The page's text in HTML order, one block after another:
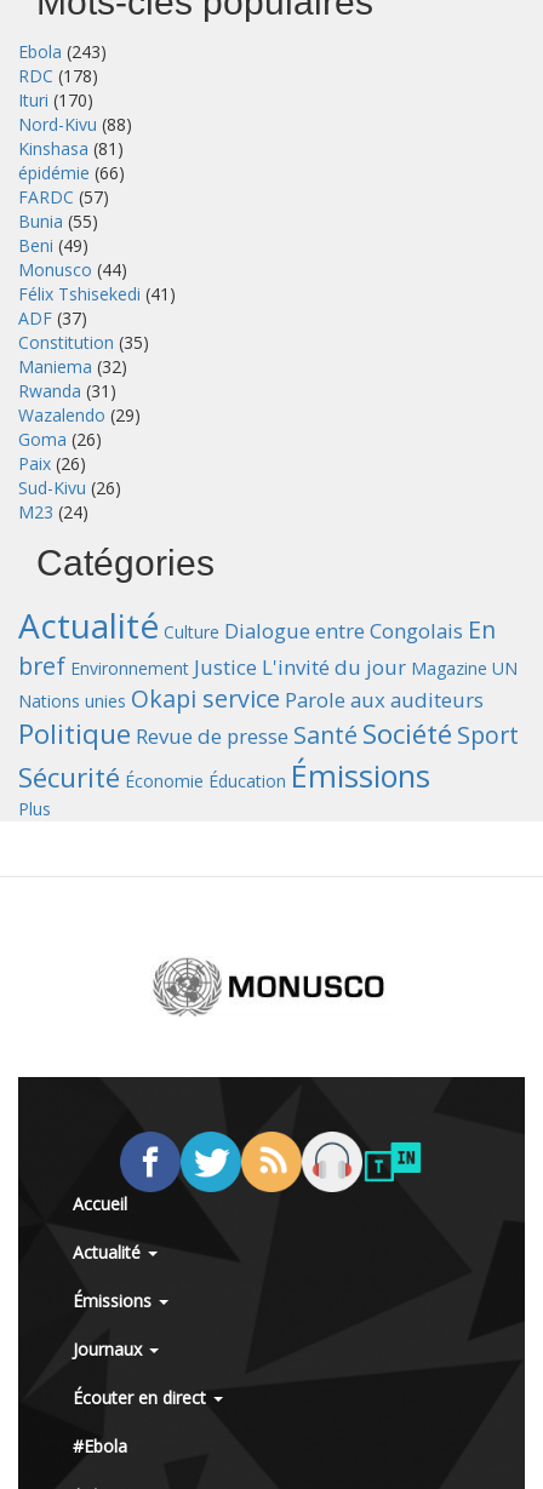
Ebola (243)
RDC (178)
Ituri (170)
Nord-Kivu (88)
Kinshasa (81)
épidémie (66)
FARDC (57)
Bunia (55)
Beni (49)
Monusco (44)
Félix Tshisekedi (41)
ADF (37)
Constitution (35)
Maniema (32)
Rwanda (31)
Wazalendo (29)
Goma (26)
Paix (26)
Sud-Kivu (26)
M23 (24)
Catégories
Actualité Culture Dialogue entre Congolais En
bref Environnement Justice L'invité du jour Magazine UN
Nations unies Okapi service Parole aux auditeurs
Politique Revue de presse Santé Société Sport
Sécurité Économie Éducation Émissions
Plus
Accueil
Actualité
Émissions
Journaux
Écouter en direct
#Ebola